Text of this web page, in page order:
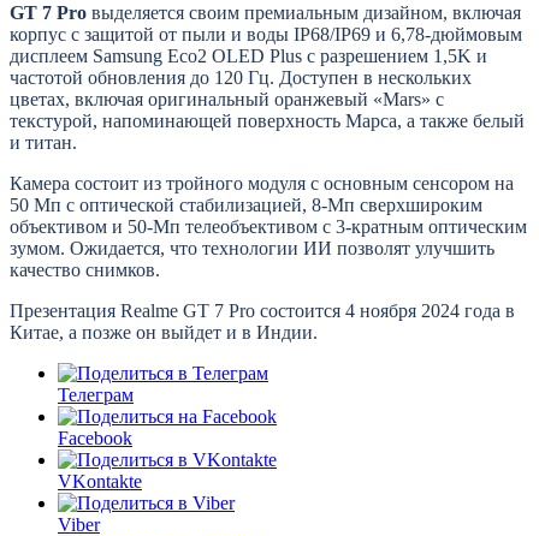
GT 7 Pro выделяется своим премиальным дизайном, включая
корпус с защитой от пыли и воды IP68/IP69 и 6,78-дюймовым
дисплеем Samsung Eco2 OLED Plus с разрешением 1,5K и
частотой обновления до 120 Гц. Доступен в нескольких
цветах, включая оригинальный оранжевый «Mars» с
текстурой, напоминающей поверхность Марса, а также белый
и титан.
Камера состоит из тройного модуля с основным сенсором на
50 Мп с оптической стабилизацией, 8-Мп сверхшироким
объективом и 50-Мп телеобъективом с 3-кратным оптическим
зумом. Ожидается, что технологии ИИ позволят улучшить
качество снимков.
Презентация Realme GT 7 Pro состоится 4 ноября 2024 года в
Китае, а позже он выйдет и в Индии.
Телеграм
Facebook
VKontakte
Viber